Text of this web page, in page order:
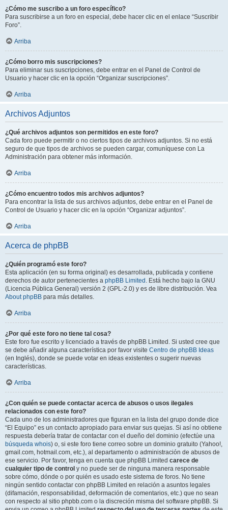
¿Cómo me suscribo a un foro específico?
Para suscribirse a un foro en especial, debe hacer clic en el enlace “Suscribir
Foro”.
Arriba
¿Cómo borro mis suscripciones?
Para eliminar sus suscripciones, debe entrar en el Panel de Control de
Usuario y hacer clic en la opción “Organizar suscripciones”.
Arriba
Archivos Adjuntos
¿Qué archivos adjuntos son permitidos en este foro?
Cada foro puede permitir o no ciertos tipos de archivos adjuntos. Si no está
seguro de que tipos de archivos se pueden cargar, comuníquese con La
Administración para obtener más información.
Arriba
¿Cómo encuentro todos mis archivos adjuntos?
Para encontrar la lista de sus archivos adjuntos, debe entrar en el Panel de
Control de Usuario y hacer clic en la opción “Organizar adjuntos”.
Arriba
Acerca de phpBB
¿Quién programó este foro?
Esta aplicación (en su forma original) es desarrollada, publicada y contiene
derechos de autor pertenecientes a phpBB Limited . Está hecho bajo la GNU
(Licencia Pública General) versión 2 (GPL-2.0) y es de libre distribución. Vea
About phpBB para más detalles.
Arriba
¿Por qué este foro no tiene tal cosa?
Este foro fue escrito y licenciado a través de phpBB Limited. Si usted cree que
se debe añadir alguna característica por favor visite Centro de phpBB Ideas
(en Inglés), donde se puede votar en ideas existentes o sugerir nuevas
características.
Arriba
¿Con quién se puede contactar acerca de abusos o usos ilegales
relacionados con este foro?
Cada uno de los administradores que figuran en la lista del grupo donde dice
“El Equipo” es un contacto apropiado para enviar sus quejas. Si así no obtiene
respuesta debería tratar de contactar con el dueño del dominio (efectúe una
búsqueda whois) o, si este foro tiene correo sobre un dominio gratuito (Yahoo!,
gmail.com, hotmail.com, etc.), al departamento o administración de abusos de
ese servicio. Por favor, tenga en cuenta que phpBB Limited carece de
cualquier tipo de control y no puede ser de ninguna manera responsable
sobre cómo, dónde o por quién es usado este sistema de foros. No tiene
ningún sentido contactar con phpBB Limited en relación a asuntos legales
(difamación, responsabilidad, deformación de comentarios, etc.) que no sean
con respecto al sitio phpbb.com o la discreción misma del software phpBB. Si